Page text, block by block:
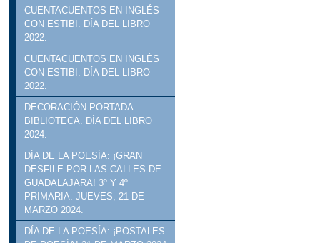
CUENTACUENTOS EN INGLÉS
CON ESTIBI. DÍA DEL LIBRO
2022.
CUENTACUENTOS EN INGLÉS
CON ESTIBI. DÍA DEL LIBRO
2022.
DECORACIÓN PORTADA
BIBLIOTECA. DÍA DEL LIBRO
2024.
DÍA DE LA POESÍA: ¡GRAN
DESFILE POR LAS CALLES DE
GUADALAJARA! 3º Y 4º
PRIMARIA. JUEVES, 21 DE
MARZO 2024.
DÍA DE LA POESÍA: ¡POSTALES